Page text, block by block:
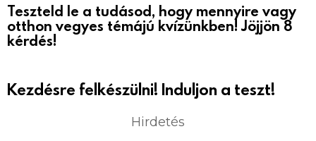
Teszteld le a tudásod, hogy mennyire vagy
otthon vegyes témájú kvízünkben! Jöjjön 8
kérdés!
Kezdésre felkészülni! Induljon a teszt!
Hirdetés